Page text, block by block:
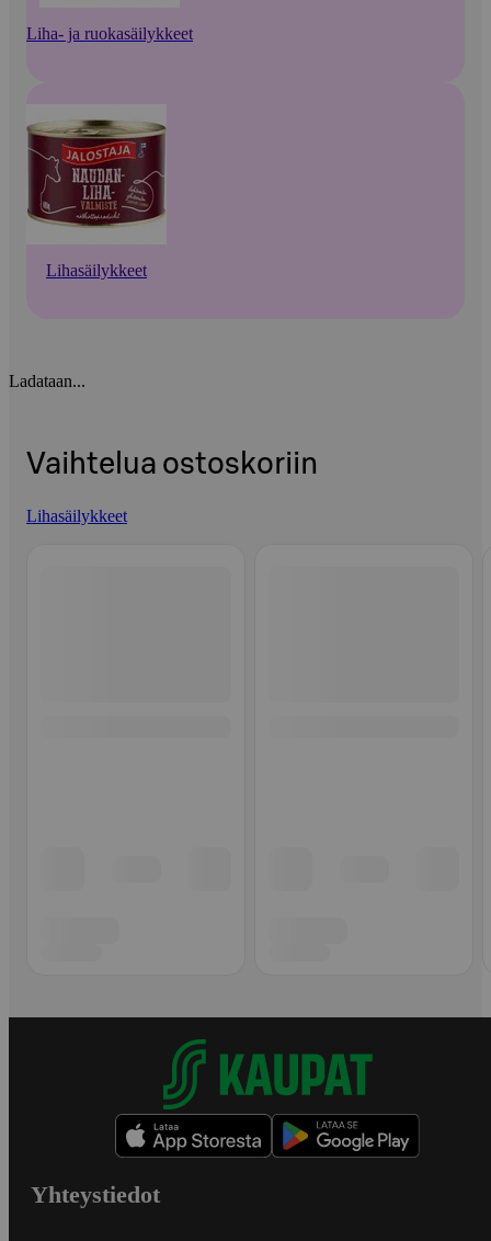
Liha- ja ruokasäilykkeet
Lihasäilykkeet
Ladataan...
Vaihtelua ostoskoriin
Lihasäilykkeet
Yhteystiedot